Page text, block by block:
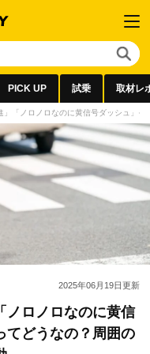
PICK UP 試乗 取材レ
」「ノロノロなのに黄信号ダッシュ」
2025年06月19日更新
ノロノロなのに黄信
てどうなの？周囲の